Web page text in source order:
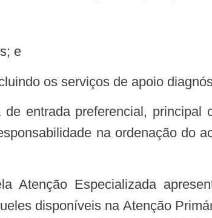
e
os serviços de apoio
na ordenação do
disponíveis na Atenção